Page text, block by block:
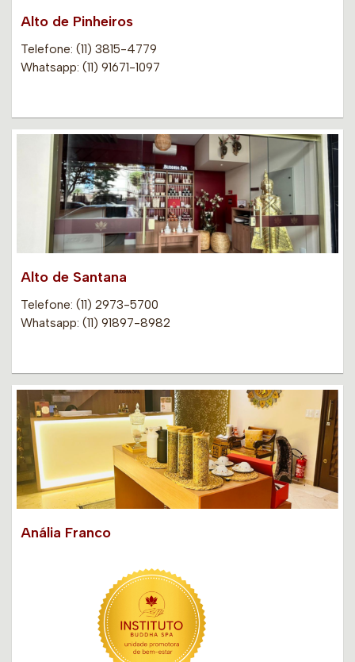
Alto de Pinheiros
Telefone: (11) 3815-4779
Whatsapp: (11) 91671-1097
Alto de Santana
Telefone: (11) 2973-5700
Whatsapp: (11) 91897-8982
Anália Franco